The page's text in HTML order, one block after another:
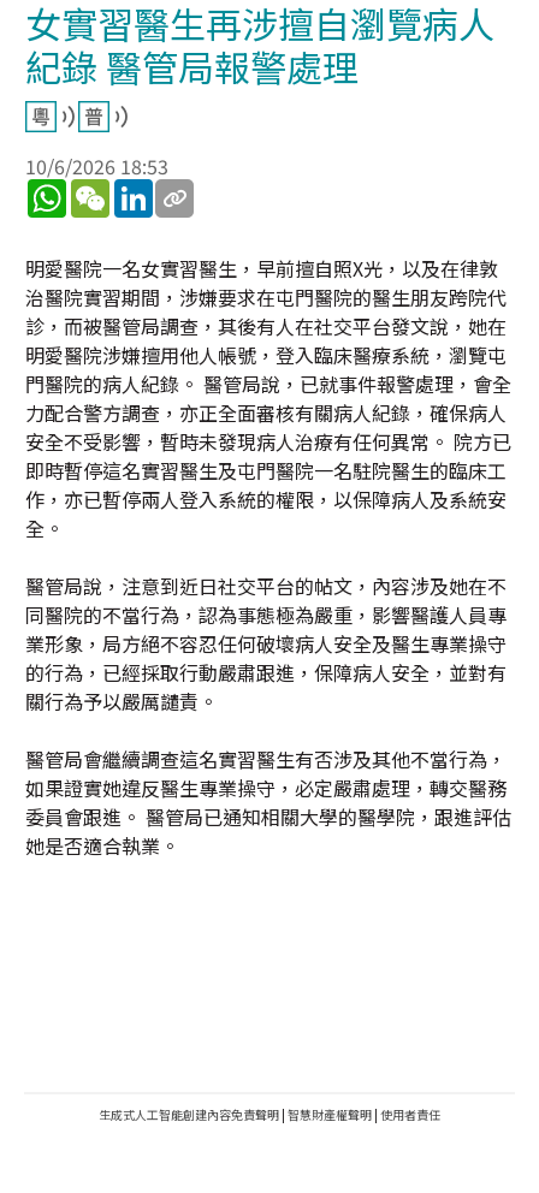
女實習醫生再涉擅自瀏覽病人
紀錄 醫管局報警處理
10/6/2026 18:53
WhatsApp
WeChatLinkedIn
明愛醫院一名女實習醫生，早前擅自照X光，以及在律敦
治醫院實習期間，涉嫌要求在屯門醫院的醫生朋友跨院代
診，而被醫管局調查，其後有人在社交平台發文說，她在
明愛醫院涉嫌擅用他人帳號，登入臨床醫療系統，瀏覽屯
門醫院的病人紀錄。 醫管局說，已就事件報警處理，會全
力配合警方調查，亦正全面審核有關病人紀錄，確保病人
安全不受影響，暫時未發現病人治療有任何異常。 院方已
即時暫停這名實習醫生及屯門醫院一名駐院醫生的臨床工
作，亦已暫停兩人登入系統的權限，以保障病人及系統安
全。
醫管局說，注意到近日社交平台的帖文，內容涉及她在不
同醫院的不當行為，認為事態極為嚴重，影響醫護人員專
業形象，局方絕不容忍任何破壞病人安全及醫生專業操守
的行為，已經採取行動嚴肅跟進，保障病人安全，並對有
關行為予以嚴厲譴責。
醫管局會繼續調查這名實習醫生有否涉及其他不當行為，
如果證實她違反醫生專業操守，必定嚴肅處理，轉交醫務
委員會跟進。 醫管局已通知相關大學的醫學院，跟進評估
她是否適合執業。
生成式人工智能創建內容免責聲明 | 智慧財產權聲明 | 使用者責任